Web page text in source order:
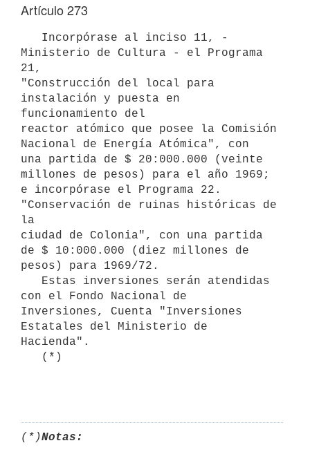
Artículo 273
Ministerio de Cultura - el Programa
21,
"Construcción del local para
instalación y puesta en
funcionamiento del
reactor atómico que posee la Comisión
Nacional de Energía Atómica", con
una partida de $ 20:000.000 (veinte
millones de pesos) para el año 1969;
e incorpórase el Programa 22.
"Conservación de ruinas históricas de
la
ciudad de Colonia", con una partida
de $ 10:000.000 (diez millones de
pesos) para 1969/72.
con el Fondo Nacional de
Inversiones, Cuenta "Inversiones
Estatales del Ministerio de
Hacienda".
(*)Notas: